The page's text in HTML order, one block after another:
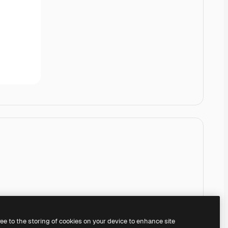
to the storing of cookies on your device to enhance site